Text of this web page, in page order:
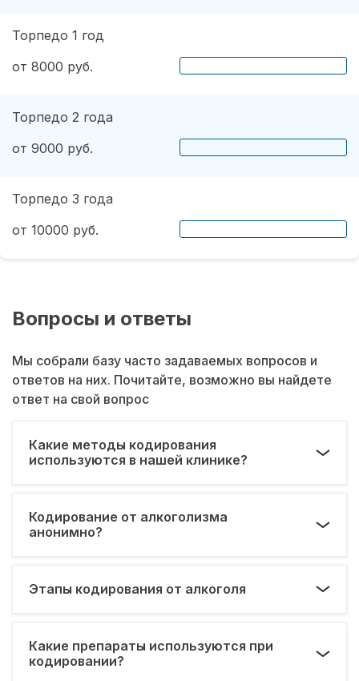
Торпедо 1 год
от 8000 руб.
Торпедо 2 года
от 9000 руб.
Торпедо 3 года
от 10000 руб.
Вопросы и ответы
Мы собрали базу часто задаваемых вопросов и
ответов на них. Почитайте, возможно вы найдете
ответ на свой вопрос
Какие методы кодирования
используются в нашей клинике?
Кодирование от алкоголизма
анонимно?
Этапы кодирования от алкоголя
Какие препараты используются при
кодировании?